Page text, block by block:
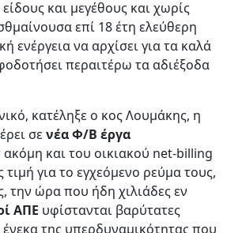
και μεγέθους και χωρίς
επί 18 έτη ελεύθερη
ενέργεια να αρχίσει για τα καλά
περαιτέρω τα αδιέξοδα
κατέληξε ο κος Λουμάκης, η
σενέα Φ/Β έργα
και του οικιακού net-billing
για το εγχεόμενο ρεύμα τους,
την ώρα που ήδη χιλιάδες εν
ΑΠΕ υφίστανται βαρύτατες
ένεκα της υπερδυναμικότητας που